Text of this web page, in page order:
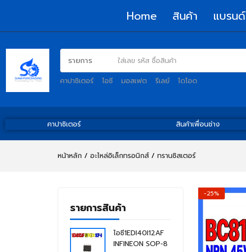
Home สินค้า แบรนด์
คาปาซิเตอร์ ไอซี มอสเฟต รีเลย์ ไดโอด
คาปาซิเตอร์ สินค้าเพื่อนช่าง
หน้าหลัก อะไหล่อิเล็กทรอนิกส์ ทรานซิสเตอร์
รายการสินค้า
ไอซี1EDI40I12AF
INFINEON SOP-8
-25%